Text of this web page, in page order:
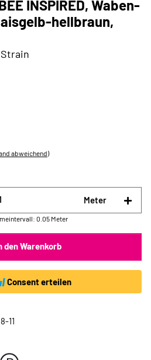
INSPIRED, Waben-
hellbraun,
abweichend)
Meter
0.05 Meter
den Warenkorb
Consent erteilen
11